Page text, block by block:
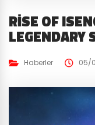
RISE OF
LEGENDARY
Haberler 05/